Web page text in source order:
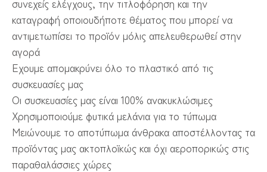
καταγραφή οποιουδήποτε θέματος που μπορεί να
αντιμετωπίσει το προϊόν μόλις απελευθερωθεί στην
αγορά
Έχουμε απομακρύνει όλο το πλαστικό από τις
συσκευασίες μας
Οι συσκευασίες μας είναι 100% ανακυκλώσιμες
Χρησιμοποιούμε φυτικά μελάνια για το τύπωμα
Μειώνουμε το αποτύπωμα άνθρακα αποστέλλοντας τα
προϊόντας μας ακτοπλοϊκώς και όχι αεροπορικώς στις
παραθαλάσσιες χώρες